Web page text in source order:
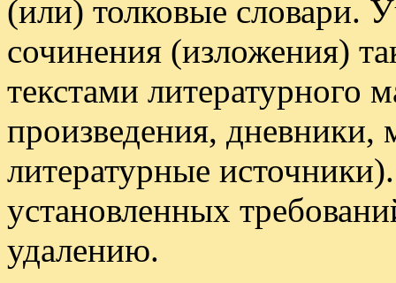
(или) толковые словари.
сочинения (изложения)
текстами литературного
произведения, дневники,
литературные
установленных
удалению.